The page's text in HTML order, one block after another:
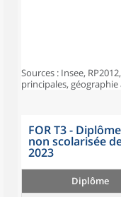
Sources : Insee,
principales,
FOR T3 -
non scolarisée
2023
Diplôme